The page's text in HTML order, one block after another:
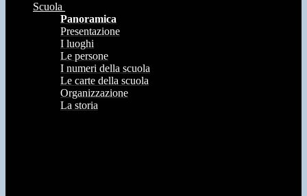
Scuola
Panoramica
Presentazione
I luoghi
Le persone
I numeri della scuola
Le carte della scuola
Organizzazione
La storia